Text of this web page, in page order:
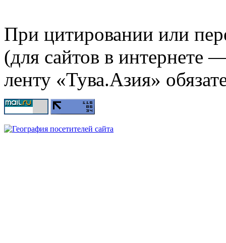
При цитировании или
(для сайтов в интернете
ленту «Тува.Азия»